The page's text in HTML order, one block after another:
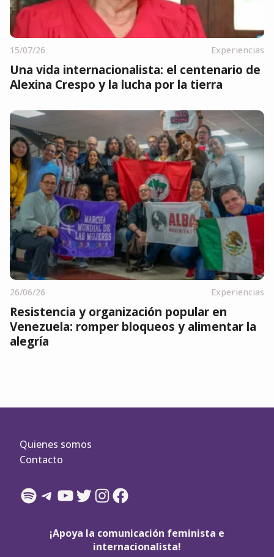
15/07/26 Experiencias
Una vida internacionalista: el centenario de
Alexina Crespo y la lucha por la tierra
26/06/26 Experiencias
Resistencia y organización popular en
Venezuela: romper bloqueos y alimentar la
alegría
Quienes somos
Contacto
Spotify
Telegram
YouTube
Twitter
Instagram
Facebook
¡Apoya la comunicación feminista e
internacionalista!